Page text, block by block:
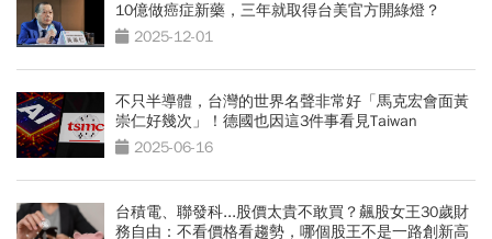
10億做癌症新藥，三年就取得台美官方開綠燈？
2025-12-01
不只半導體，台灣的世界名聲非常好「馬克宏會面黃
崇仁好幾次」！德國也因這3件事看見Taiwan
2025-06-16
台積電、聯發科...股價太貴不敢買？飆股女王30歲財
務自由：不看價格看趨勢，哪個股王不是一路創新高